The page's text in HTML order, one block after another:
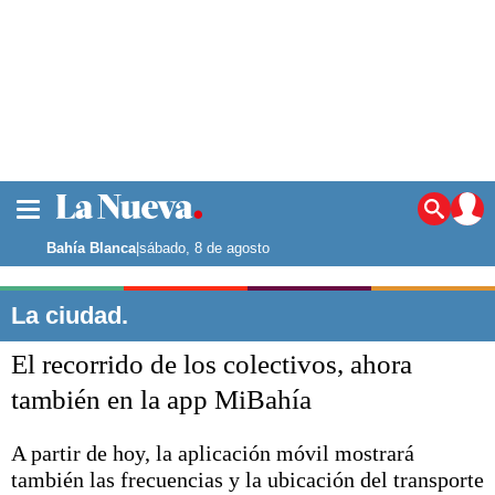
Noticias
La ciudad
Punta Alta
El mundo
Seguridad
Deportes
Escenario Olímpico
Liga del Sur
Bahía Blanca|sábado, 8 de agosto
La ciudad.
El recorrido de los colectivos, ahora
también en la app MiBahía
A partir de hoy, la aplicación móvil mostrará
también las frecuencias y la ubicación del transporte